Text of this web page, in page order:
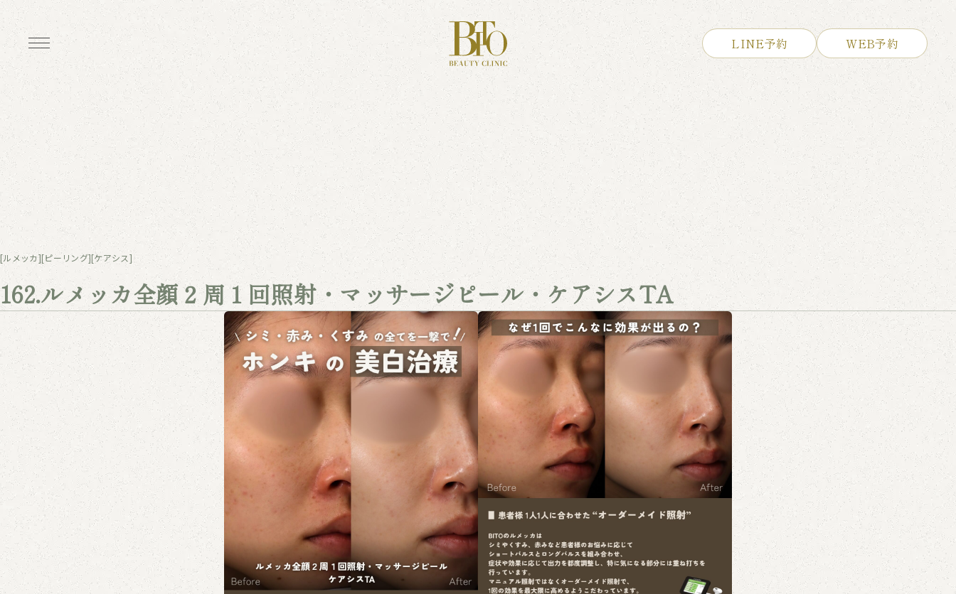
LINE予約 WEB予約
[ルメッカ][ピーリング][ケアシス]
162.ルメッカ全顔２周１回照射・マッサージピール・ケアシスTA